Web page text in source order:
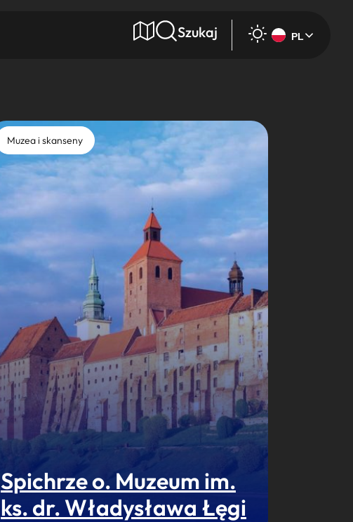
Szukaj PL
Muzea i skanseny
Spichrze o. Muzeum im.
ks. dr. Władysława Łęgi